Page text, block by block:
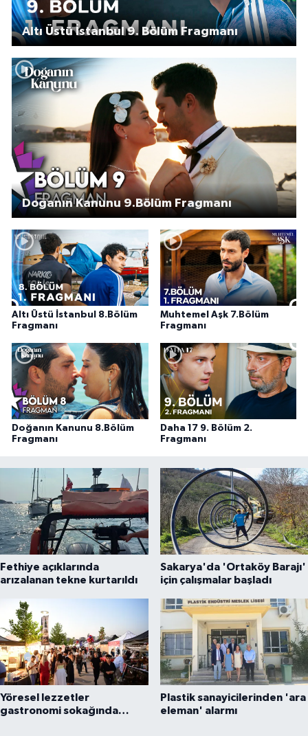
Altı Üstü İstanbul 9. Bölüm Fragmanı
Doğanın Kanunu 9.Bölüm Fragmanı
Altı Üstü İstanbul 8.Bölüm
Fragmanı
Muhtemel Aşk 7.Bölüm
Fragmanı
Doğanın Kanunu 8.Bölüm
Fragmanı
Daha 17 9. Bölüm 2.
Fragmanı
Fethiye açıklarında
arızalanan tekne kurtarıldı
Sakarya'da 'Ortaköy Barajı'
için çalışmalar başladı
Yöresel lezzetler
gastronomi sokağında
Plastik sanayicilerinden 'ara
eleman' alarmı